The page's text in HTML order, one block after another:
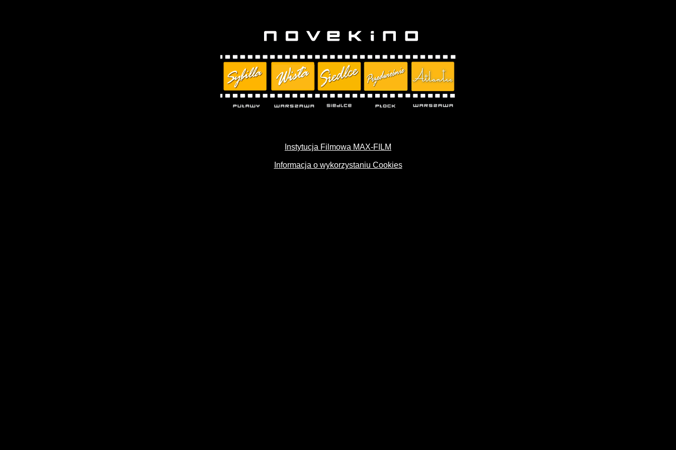
Instytucja Filmowa MAX-FILM
Informacja o wykorzystaniu Cookies